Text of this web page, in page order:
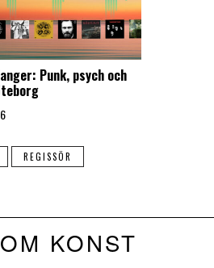
Punk, psych och
REGISSÖR
KONST